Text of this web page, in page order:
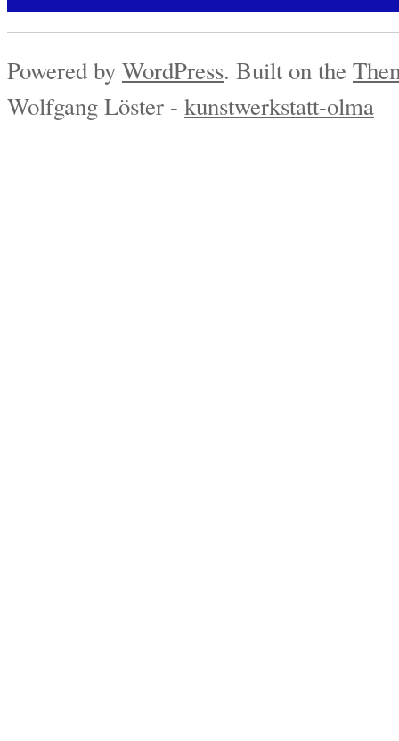
Powered byWordPress. Built on the
Wolfgang Löster - kunstwerkstatt-olma